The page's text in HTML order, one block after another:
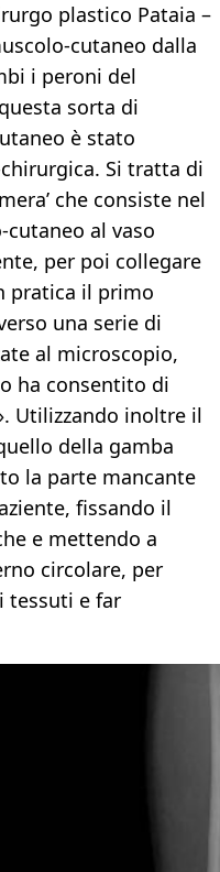
plastico Pataia –
cutaneo dalla
i peroni del
sorta di
è stato
Si tratta di
che consiste nel
al vaso
per poi collegare
pratica il primo
una serie di
al microscopio,
ha consentito di
Utilizzando inoltre il
della gamba
la parte mancante
fissando il
e mettendo a
circolare, per
tessuti e far